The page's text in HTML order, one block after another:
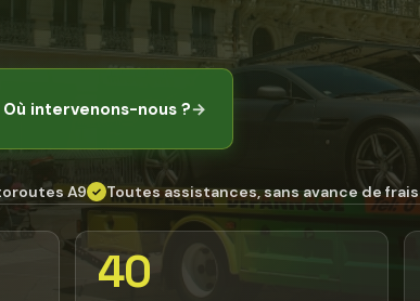
Où intervenons-nous ?→
A9 ✓ Toutes assistances, sans avance de frais
40